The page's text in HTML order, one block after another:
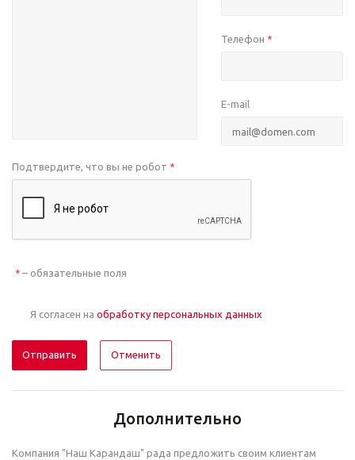
Телефон *
E-mail
Подтвердите, что вы не робот *
* – обязательные поля
Я согласен на обработку персональных данных
Отменить
Дополнительно
Компания "Наш Карандаш" рада предложить своим клиентам